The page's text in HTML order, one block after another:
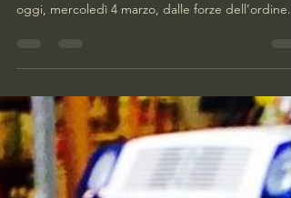
4 mar
Tempo di lettura: 3 min
PARCO SEMPIONE, PULIZIE DI
PRIMAVERA
Via tutto. L’accampamento dei disperati al parco